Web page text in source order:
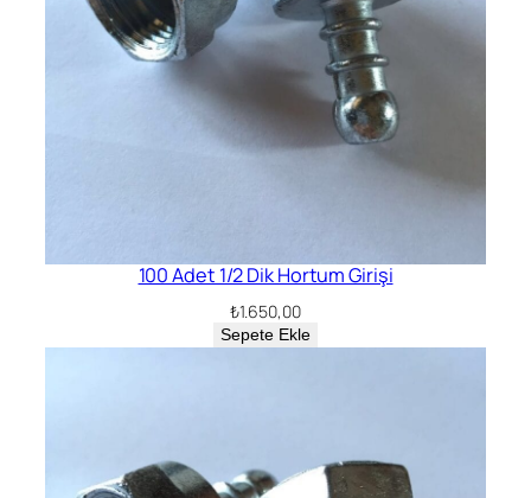
100 Adet 1/2 Dik Hortum Girişi
₺1.650,00
Sepete Ekle